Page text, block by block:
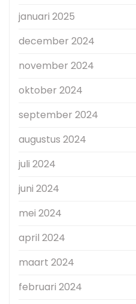
januari 2025
december 2024
november 2024
oktober 2024
september 2024
augustus 2024
juli 2024
juni 2024
mei 2024
april 2024
maart 2024
februari 2024